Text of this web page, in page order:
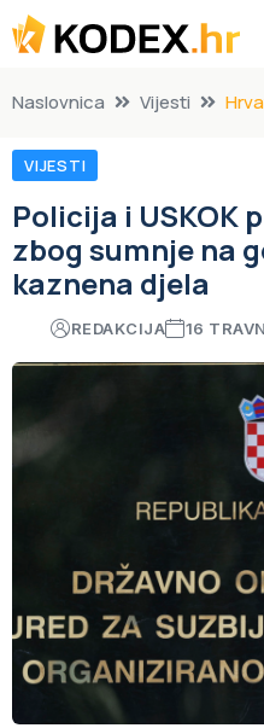
Naslovnica Vijesti
VIJESTI
Policija i USKOK
zbog sumnje na
kaznena djela
REDAKCIJA 16